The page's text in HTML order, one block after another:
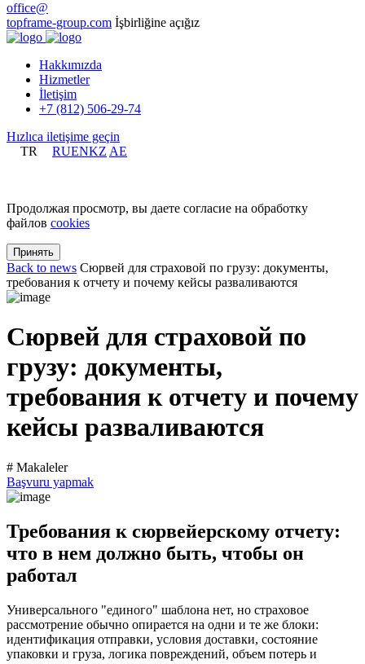
office@
topframe-group.com İşbirliğine açığız
Hakkımızda
Hizmetler
İletişim
+7 (812) 506-29-74
Hızlıca iletişime geçin
TR
RUENKZ AE
Продолжая просмотр, вы даете согласие на обработку
файлов cookies
Принять
Back to news Сюрвей для страховой по грузу: документы,
требования к отчету и почему кейсы разваливаются
Сюрвей для страховой по
грузу: документы,
требования к отчету и почему
кейсы разваливаются
# Makaleler
Başvuru yapmak
Требования к сюрвейерскому отчету:
что в нем должно быть, чтобы он
работал
Универсального "единого" шаблона нет, но страховое
рассмотрение обычно опирается на одни и те же блоки:
идентификация отправки, условия доставки, состояние
упаковки и груза, логика повреждений, объем потерь и